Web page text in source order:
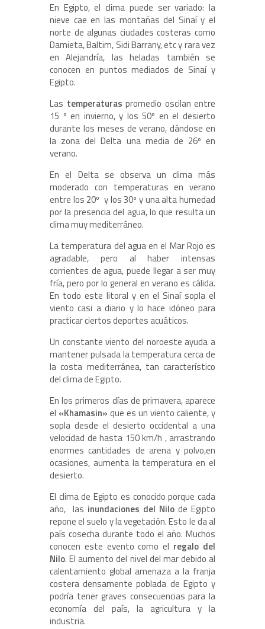
En Egipto, el clima puede ser variado: la
nieve cae en las montañas del Sinaí y el
norte de algunas ciudades costeras como
Damieta, Baltim, Sidi Barrany, etc y rara vez
en Alejandría, las heladas también se
conocen en puntos mediados de Sinaí y
Egipto.
Las temperaturas promedio oscilan entre
15 º en invierno, y los 50º en el desierto
durante los meses de verano, dándose en
la zona del Delta una media de 26º en
verano.
En el Delta se observa un clima más
moderado con temperaturas en verano
entre los 20º y los 30º y una alta humedad
por la presencia del agua, lo que resulta un
clima muy mediterráneo.
La temperatura del agua en el Mar Rojo es
agradable, pero al haber intensas
corrientes de agua, puede llegar a ser muy
fría, pero por lo general en verano es cálida.
En todo este litoral y en el Sinaí sopla el
viento casi a diario y lo hace idóneo para
practicar ciertos deportes acuáticos.
Un constante viento del noroeste ayuda a
mantener pulsada la temperatura cerca de
la costa mediterránea, tan característico
del clima de Egipto.
En los primeros días de primavera, aparece
el «Khamasin» que es un viento caliente, y
sopla desde el desierto occidental a una
velocidad de hasta 150 km/h , arrastrando
enormes cantidades de arena y polvo,en
ocasiones, aumenta la temperatura en el
desierto.
El clima de Egipto es conocido porque cada
año, las inundaciones del Nilo de Egipto
repone el suelo y la vegetación. Esto le da al
país cosecha durante todo el año. Muchos
conocen este evento como el regalo del
Nilo. El aumento del nivel del mar debido al
calentamiento global amenaza a la franja
costera densamente poblada de Egipto y
podría tener graves consecuencias para la
economía del país, la agricultura y la
industria.